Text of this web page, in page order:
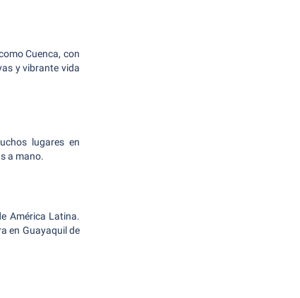
Cuenca, con
y vibrante vida
lugares en
a mano.
América Latina.
en Guayaquil de